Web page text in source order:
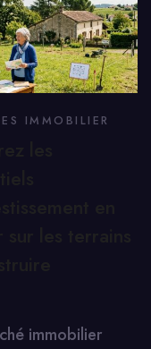
IMMOBILIER
immobilier